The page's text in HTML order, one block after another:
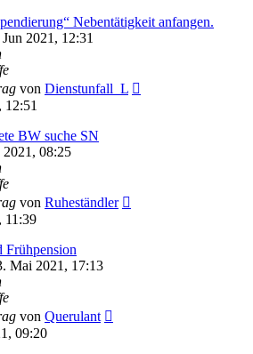
Nebentätigkeit anfangen.
Jun 2021, 12:31
von Dienstunfall_L
12:51
BW suche SN
2021, 08:25
von Ruheständler
11:39
Frühpension
Mai 2021, 17:13
von Querulant
09:20